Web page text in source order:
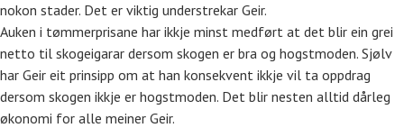
nokon stader. Det er viktig understrekar Geir.
Auken i tømmerprisane har ikkje minst medført at det blir ein grei
netto til skogeigarar dersom skogen er bra og hogstmoden. Sjølv
har Geir eit prinsipp om at han konsekvent ikkje vil ta oppdrag
dersom skogen ikkje er hogstmoden. Det blir nesten alltid dårleg
økonomi for alle meiner Geir.